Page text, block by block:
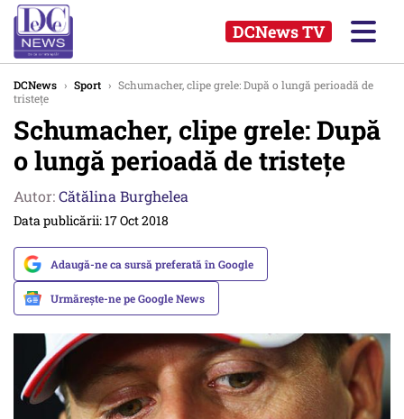
DCNews TV
DCNews › Sport › Schumacher, clipe grele: După o lungă perioadă de
tristeţe
Schumacher, clipe grele: După
o lungă perioadă de tristeţe
Autor:Cătălina Burghelea
Data publicării: 17 Oct 2018
Adaugă-ne ca sursă preferată în Google
Urmărește-ne pe Google News